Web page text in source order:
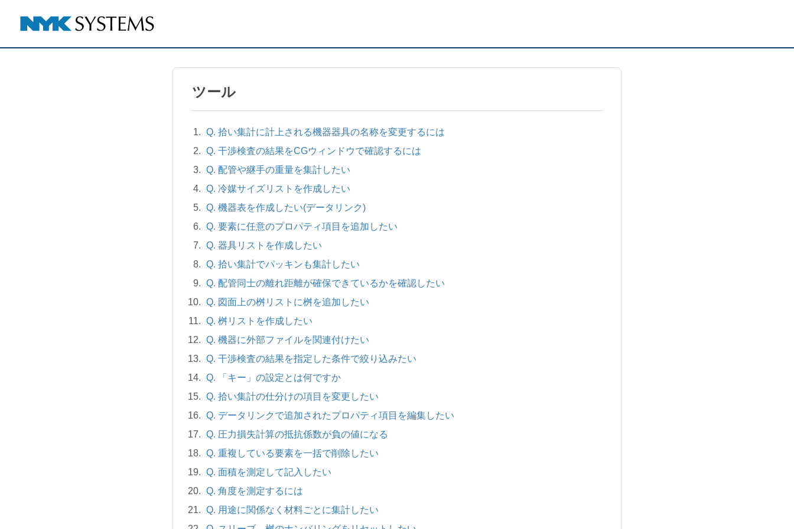
ツール
Q. 拾い集計に計上される機器器具の名称を変更するには
Q. 干渉検査の結果をCGウィンドウで確認するには
Q. 配管や継手の重量を集計したい
Q. 冷媒サイズリストを作成したい
Q. 機器表を作成したい(データリンク)
Q. 要素に任意のプロパティ項目を追加したい
Q. 器具リストを作成したい
Q. 拾い集計でパッキンも集計したい
Q. 配管同士の離れ距離が確保できているかを確認したい
Q. 図面上の桝リストに桝を追加したい
Q. 桝リストを作成したい
Q. 機器に外部ファイルを関連付けたい
Q. 干渉検査の結果を指定した条件で絞り込みたい
Q. 「キー」の設定とは何ですか
Q. 拾い集計の仕分けの項目を変更したい
Q. データリンクで追加されたプロパティ項目を編集したい
Q. 圧力損失計算の抵抗係数が負の値になる
Q. 重複している要素を一括で削除したい
Q. 面積を測定して記入したい
Q. 角度を測定するには
Q. 用途に関係なく材料ごとに集計したい